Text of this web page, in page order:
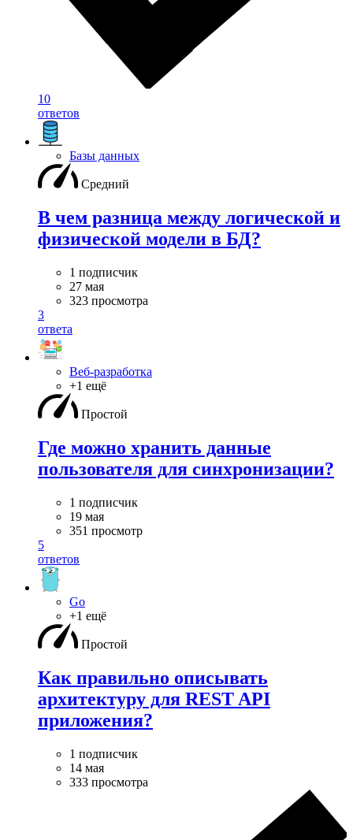
10
ответов
Базы данных
Средний
В чем разница между логической и
физической модели в БД?
1 подписчик
27 мая
323 просмотра
3
ответа
Веб-разработка
+1 ещё
Простой
Где можно хранить данные
пользователя для синхронизации?
1 подписчик
19 мая
351 просмотр
5
ответов
Go
+1 ещё
Простой
Как правильно описывать
архитектуру для REST API
приложения?
1 подписчик
14 мая
333 просмотра